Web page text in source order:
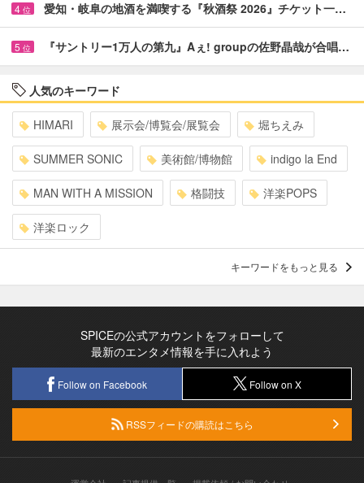
4 位 愛知・岐阜の地酒を満喫する『秋酒祭 2026』チケット一…
5 位 『サントリー1万人の第九』Aぇ! groupの佐野晶哉が合唱…
人気のキーワード
HIMARI 展示会/博覧会/展覧会 堀ちえみ
SUMMER SONIC 美術館/博物館 indigo la End
MAN WITH A MISSION 格闘技 洋楽POPS
洋楽ロック
キーワードをもっと見る
SPICEの公式アカウントをフォローして
最新のエンタメ情報を手に入れよう
Follow on Facebook Follow on X
RSSフィードの購読はこちら